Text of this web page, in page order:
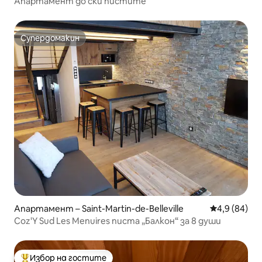
Супердомакин
Супердомакин
Апартамент – Saint-Martin-de-Belleville Средна
4,9 (84)
Coz'Y Sud Les Menuires писта „Балкон“ за 8 души
Избор на гостите